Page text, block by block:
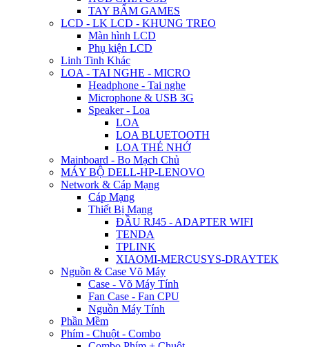
TAY BẤM GAMES
LCD - LK LCD - KHUNG TREO
Màn hình LCD
Phụ kiện LCD
Linh Tinh Khác
LOA - TAI NGHE - MICRO
Headphone - Tai nghe
Microphone & USB 3G
Speaker - Loa
LOA
LOA BLUETOOTH
LOA THẺ NHỚ
Mainboard - Bo Mạch Chủ
MÁY BỘ DELL-HP-LENOVO
Network & Cáp Mạng
Cáp Mạng
Thiết Bị Mạng
ĐẦU RJ45 - ADAPTER WIFI
TENDA
TPLINK
XIAOMI-MERCUSYS-DRAYTEK
Nguồn & Case Võ Máy
Case - Võ Máy Tính
Fan Case - Fan CPU
Nguồn Máy Tính
Phần Mềm
Phím - Chuột - Combo